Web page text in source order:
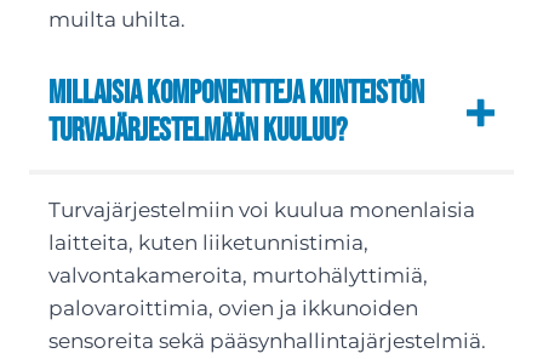
muilta uhilta.
Millaisia komponentteja kiinteistön
turvajärjestelmään kuuluu?
Turvajärjestelmiin voi kuulua monenlaisia
laitteita, kuten liiketunnistimia,
valvontakameroita, murtohälyttimiä,
palovaroittimia, ovien ja ikkunoiden
sensoreita sekä pääsynhallintajärjestelmiä.